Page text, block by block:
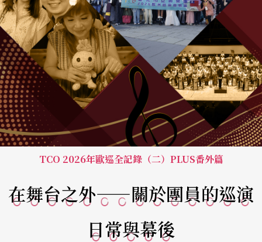
TCO 2026年歐巡全記錄（二）PLUS番外篇
在舞台之外——關於團員的巡演
日常與幕後